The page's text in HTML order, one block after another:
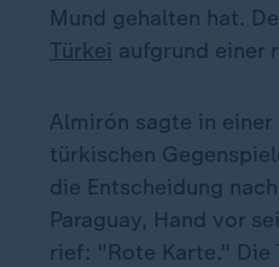
Mund gehalten hat.
Türkei aufgrund einer
Almirón sagte in
türkischen
die Entscheidung
Paraguay, Hand vor
rief: "Rote Karte." Die